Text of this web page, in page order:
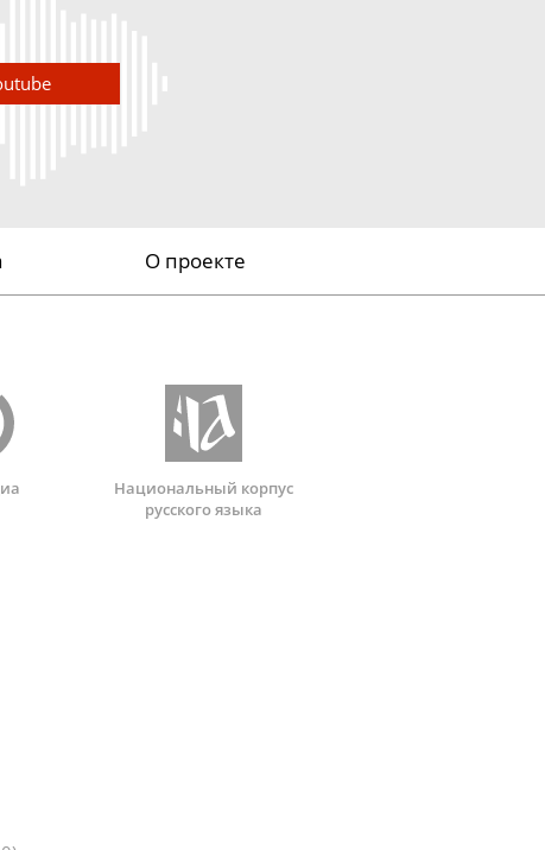
О проекте
Национальный корпус
русского языка